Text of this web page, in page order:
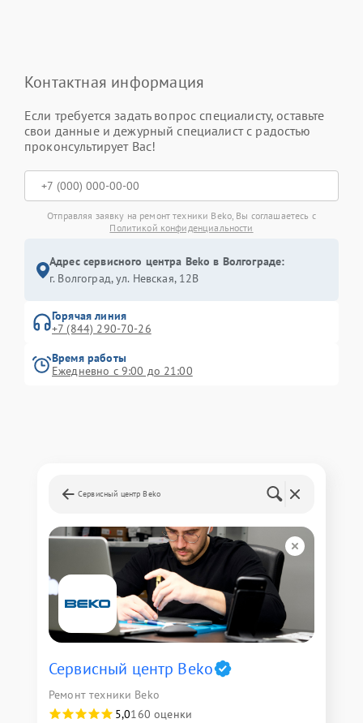
Контактная информация
Если требуется задать вопрос специалисту, оставьте
свои данные и дежурный специалист с радостью
проконсультирует Вас!
Отправляя заявку на ремонт техники Beko, Вы соглашаетесь с
Политикой конфиденциальности
Адрес сервисного центра Beko в Волгограде:
г. Волгоград, ул. Невская, 12В
Горячая линия
+7 (844) 290-70-26
Время работы
Ежедневно с 9:00 до 21:00
Сервисный центр Beko
Сервисный центр Beko
Ремонт техники Beko
5,0160 оценки